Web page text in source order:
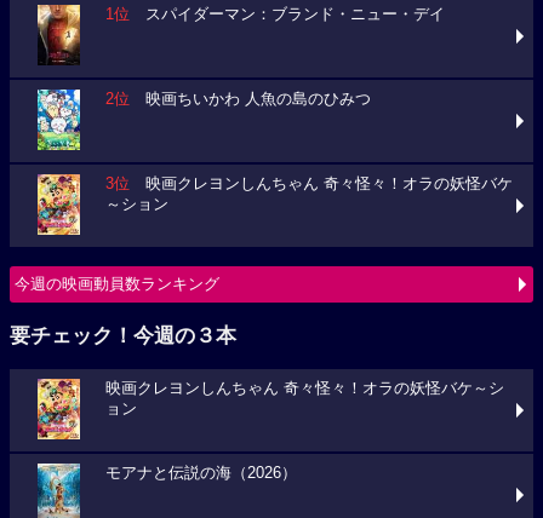
1位 スパイダーマン：ブランド・ニュー・デイ
2位 映画ちいかわ 人魚の島のひみつ
3位 映画クレヨンしんちゃん 奇々怪々！オラの妖怪バケ
～ション
今週の映画動員数ランキング
要チェック！今週の３本
映画クレヨンしんちゃん 奇々怪々！オラの妖怪バケ～シ
ョン
モアナと伝説の海（2026）